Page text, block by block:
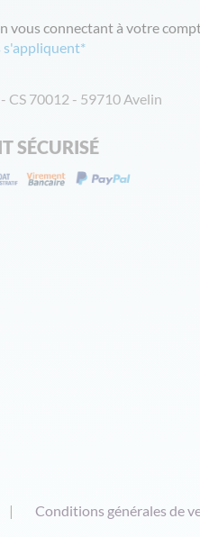
vous connectant à votre
s'appliquent*
CS 70012 - 59710 Avelin
SÉCURISÉ
Conditions générales de